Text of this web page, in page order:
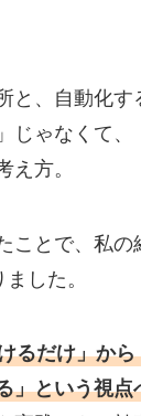
と、自動化す
じゃなくて
え方。
ことで、私の
した。
るだけ」か
」という視点